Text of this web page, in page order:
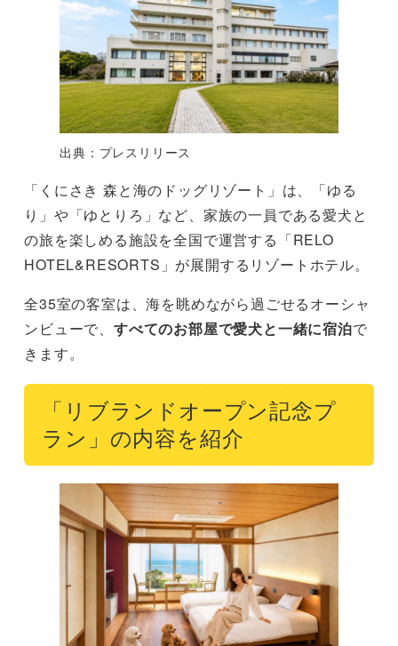
出典：プレスリリース
「くにさき 森と海のドッグリゾート」は、「ゆる
り」や「ゆとりろ」など、家族の一員である愛犬と
の旅を楽しめる施設を全国で運営する「RELO
HOTEL&RESORTS」が展開するリゾートホテル。
全35室の客室は、海を眺めながら過ごせるオーシャ
ンビューで、 すべてのお部屋で愛犬と一緒に宿泊で
きます。
「リブランドオープン記念プ
ラン」の内容を紹介